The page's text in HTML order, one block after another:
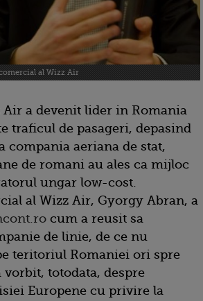
al Wizz Air
a devenit lider in Romania
traficul de pasageri, depasind
compania aeriana de stat,
de romani au ales ca mijloc
ungar low-cost.
al Wizz Air, Gyorgy Abran, a
cum a reusit sa
de linie, de ce nu
teritoriul Romaniei ori spre
totodata, despre
Europene cu privire la